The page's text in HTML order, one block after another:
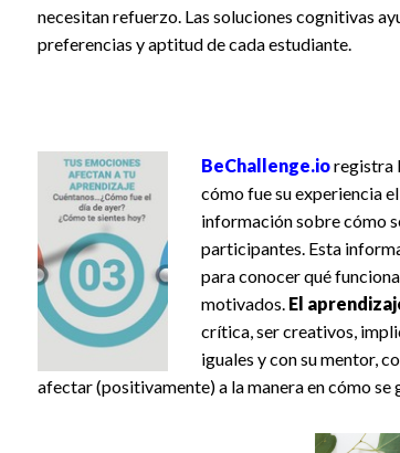
necesitan refuerzo. Las soluciones cognitivas
preferencias y aptitud de cada estudiante.
BeChallenge.ioregistra
cómo fue su experiencia
información sobre cómo
participantes. Esta
para conocer qué
motivados. El
crítica, ser creativos,
iguales y con su mentor,
afectar (positivamente) a la manera en cómo se